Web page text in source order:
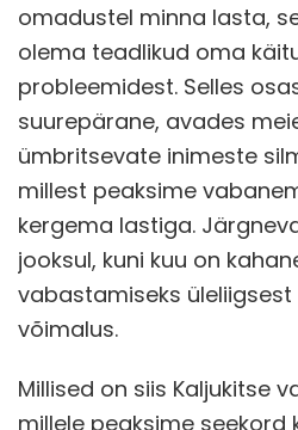
omadustel minna lasta,
olema teadlikud oma
probleemidest. Selles
suurepärane, avades
ümbritsevate inimeste
millest peaksime
kergema lastiga.
jooksul, kuni kuu on
vabastamiseks
võimalus.
Millised on siis Kaljukitse
millele peaksime seekord